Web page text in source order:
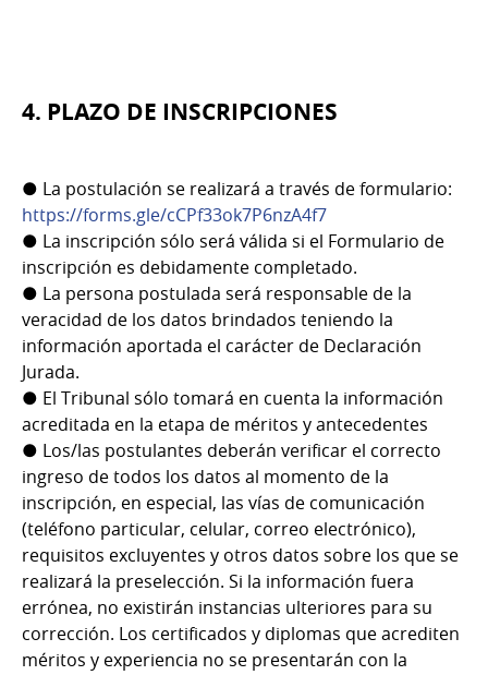
4. PLAZO DE INSCRIPCIONES
● La postulación se realizará a través de formulario:
https://forms.gle/cCPf33ok7P6nzA4f7
● La inscripción sólo será válida si el Formulario de
inscripción es debidamente completado.
● La persona postulada será responsable de la
veracidad de los datos brindados teniendo la
información aportada el carácter de Declaración
Jurada.
● El Tribunal sólo tomará en cuenta la información
acreditada en la etapa de méritos y antecedentes
● Los/las postulantes deberán verificar el correcto
ingreso de todos los datos al momento de la
inscripción, en especial, las vías de comunicación
(teléfono particular, celular, correo electrónico),
requisitos excluyentes y otros datos sobre los que se
realizará la preselección. Si la información fuera
errónea, no existirán instancias ulteriores para su
corrección. Los certificados y diplomas que acrediten
méritos y experiencia no se presentarán con la